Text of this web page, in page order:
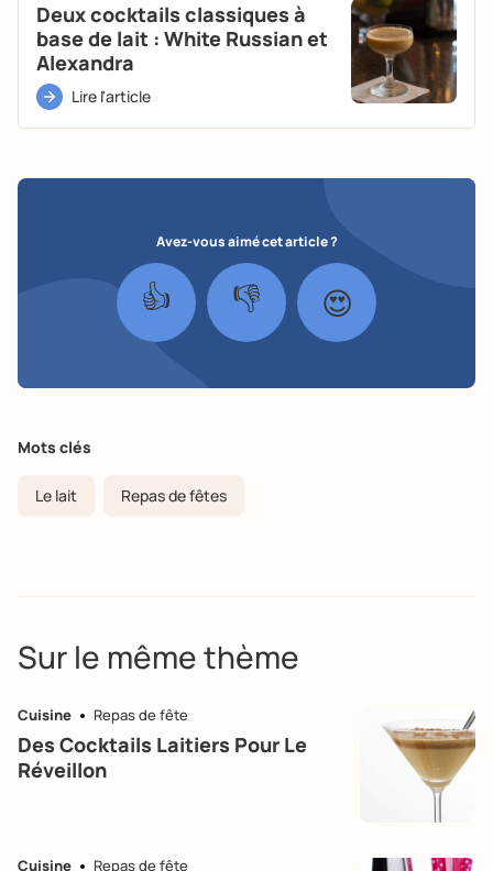
Deux cocktails classiques à
base de lait : White Russian et
Alexandra
Lire l'article
Avez-vous aimé cet article ?
👍 👎 😍
Mots clés
Le lait Repas de fêtes
Sur le même thème
Cuisine Repas de fête
Des Cocktails Laitiers Pour Le
Réveillon
Cuisine Repas de fête